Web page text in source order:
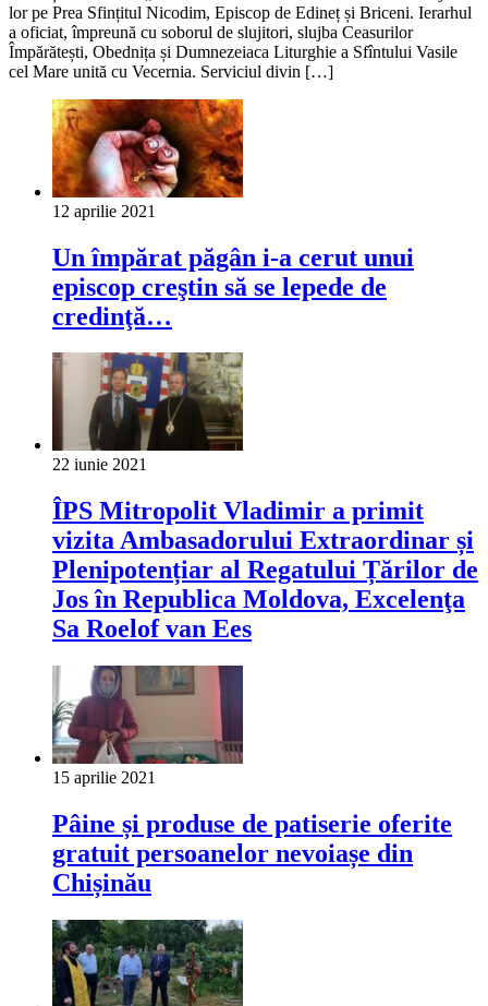
lor pe Prea Sfințitul Nicodim, Episcop de Edineț și Briceni. Ierarhul
a oficiat, împreună cu soborul de slujitori, slujba Ceasurilor
Împărătești, Obednița și Dumnezeiaca Liturghie a Sfîntului Vasile
cel Mare unită cu Vecernia. Serviciul divin […]
12 aprilie 2021
Un împărat păgân i-a cerut unui
episcop creştin să se lepede de
credinţă…
22 iunie 2021
ÎPS Mitropolit Vladimir a primit
vizita Ambasadorului Extraordinar și
Plenipotențiar al Regatului Țărilor de
Jos în Republica Moldova, Excelenţa
Sa Roelof van Ees
15 aprilie 2021
Pâine și produse de patiserie oferite
gratuit persoanelor nevoiașe din
Chișinău